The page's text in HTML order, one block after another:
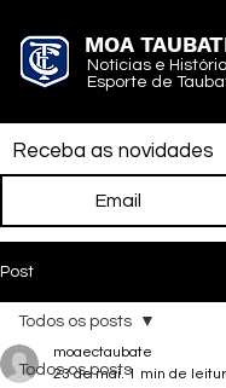
MOA
Notícias e
Esporte de
Receba as novidades
Post
Todos os posts
Todos os posts
moaectaubate
23 de mai. 1 min de